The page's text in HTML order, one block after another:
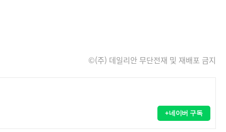
©(주) 데일리안 무단전재 및 재배포 금지
+네이버 구독